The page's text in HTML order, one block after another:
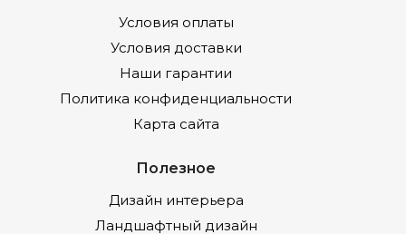
Условия оплаты
Условия доставки
Наши гарантии
Политика конфиденциальности
Карта сайта
Полезное
Дизайн интерьера
Ландшафтный дизайн